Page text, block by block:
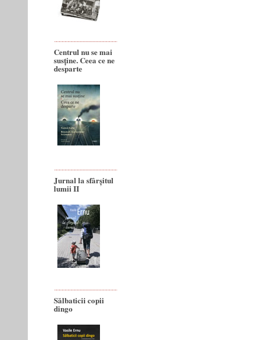
Centrul nu se mai
susține. Ceea ce ne
desparte
Jurnal la sfârșitul
lumii II
Sălbaticii copii
dingo